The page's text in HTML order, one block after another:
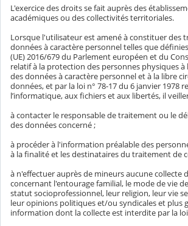
L'exercice des droits se fait auprès des
académiques ou des collectivités territoriales.
Lorsque l'utilisateur est amené à constituer des
données à caractère personnel telles que
(UE) 2016/679 du Parlement européen et du
relatif à la protection des personnes physiques à
des données à caractère personnel et à la libre
données, et par la loi n° 78-17 du 6 janvier 1978
l’informatique, aux fichiers et aux libertés, il
à contacter le responsable de traitement ou le
des données concerné ;
à procéder à l'information préalable des
à la finalité et les destinataires du traitement de
à n'effectuer auprès de mineurs aucune collecte
concernant l'entourage familial, le mode de vie
statut socioprofessionnel, leur religion, leur vie
leur opinions politiques et/ou syndicales et plus
information dont la collecte est interdite par la